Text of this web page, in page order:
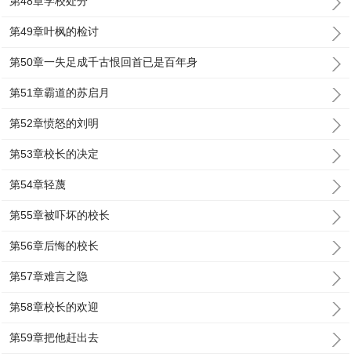
第49章叶枫的检讨
第50章一失足成千古恨回首已是百年身
第51章霸道的苏启月
第52章愤怒的刘明
第53章校长的决定
第54章轻蔑
第55章被吓坏的校长
第56章后悔的校长
第57章难言之隐
第58章校长的欢迎
第59章把他赶出去